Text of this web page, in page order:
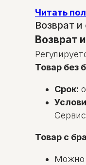
Читать
Возврат
Возврат
Товар без
Срок:
Товар с
Можно